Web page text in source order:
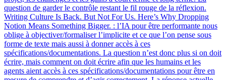
question de garder le contrôle restant le fil rouge de la réflexion.
Writing Culture Is Back. But Not For Us. Here’s Why Dropping
Notion Means Something Bigger. : l’IA pour être performante nous
oblige à objectiver/formaliser l’implicite et ce que l’on pense sous
forme de texte mais aussi à donner accès à ces
spécifications/documentations. La question n’est donc plus si on doit
écrire, mais comment on doit écrire afin que les humains et les
agents aient accès à ces spécifications/documentations pour être en